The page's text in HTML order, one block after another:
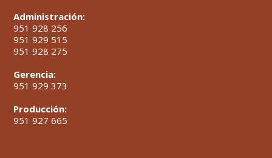
Administración:
951 928 256
951 929 515
951 928 275
Gerencia:
951 929 373
Producción:
951 927 665